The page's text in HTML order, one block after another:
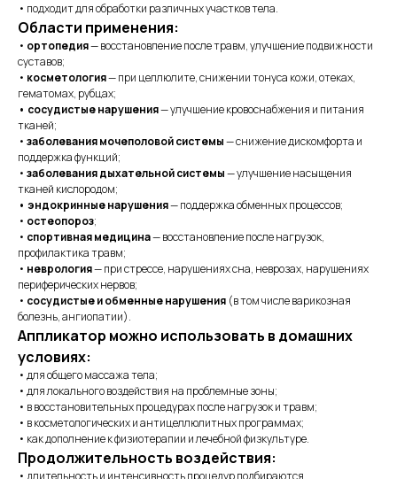
• подходит для обработки различных участков тела.
Области применения:
• ортопедия— восстановление после травм, улучшение подвижности
суставов;
• косметология— при целлюлите, снижении тонуса кожи, отеках,
гематомах, рубцах;
• сосудистые нарушения— улучшение кровоснабжения и питания
тканей;
• заболевания мочеполовой системы— снижение дискомфорта и
поддержка функций;
• заболевания дыхательной системы— улучшение насыщения
тканей кислородом;
• эндокринные нарушения— поддержка обменных процессов;
• остеопороз;
• спортивная медицина— восстановление после нагрузок,
профилактика травм;
• неврология— при стрессе, нарушениях сна, неврозах, нарушениях
периферических нервов;
• сосудистые и обменные нарушения (в том числе варикозная
болезнь, ангиопатии).
Аппликатор можно использовать в домашних
условиях:
• для общего массажа тела;
• для локального воздействия на проблемные зоны;
• в восстановительных процедурах после нагрузок и травм;
• в косметологических и антицеллюлитных программах;
• как дополнение к физиотерапии и лечебной физкультуре.
Продолжительность воздействия: